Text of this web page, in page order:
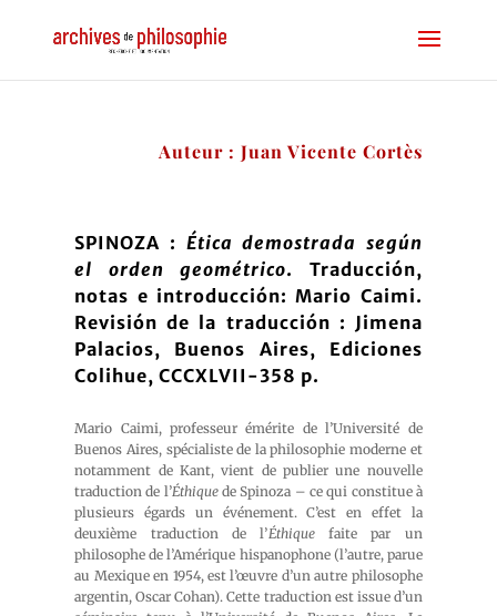
Auteur : Juan Vicente Cortès
SPINOZA : Ética demostrada según
el orden geométrico. Traducción,
notas e introducción: Mario Caimi.
Revisión de la traducción : Jimena
Palacios, Buenos Aires, Ediciones
Colihue, CCCXLVII-358 p.
Mario Caimi, professeur émérite de l’Université de
Buenos Aires, spécialiste de la philosophie moderne et
notamment de Kant, vient de publier une nouvelle
traduction de l’Éthiquede Spinoza – ce qui constitue à
plusieurs égards un événement. C’est en effet la
deuxième traduction de l’Éthiquefaite par un
philosophe de l’Amérique hispanophone (l’autre, parue
au Mexique en 1954, est l’œuvre d’un autre philosophe
argentin, Oscar Cohan). Cette traduction est issue d’un